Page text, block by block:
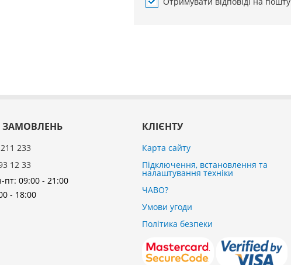
ЗАМОВЛЕНЬ
233
12 33
пт: 09:00 - 21:00
- 18:00
КЛІЄНТУ
Карта сайту
Підключення, встановлення та
налаштування техніки
ЧАВО?
Умови угоди
Політика безпеки